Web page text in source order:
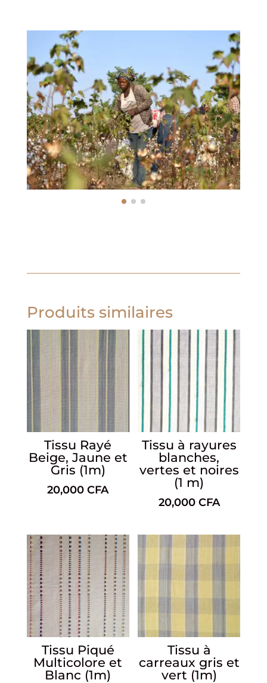
Produits similaires
Tissu Rayé
Beige, Jaune et
Gris (1m)
20,000CFA
Tissu à rayures
blanches,
vertes et noires
(1 m)
20,000 CFA
Tissu Piqué
Multicolore et
Blanc (1m)
Tissu à
carreaux gris et
vert (1m)